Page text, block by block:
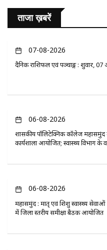
ताजा ख़बरें
07-08-2026
दैनिक राशिफल एवं पञ्चाङ्ग : शुक्रवार,
06-08-2026
​शासकीय पॉलिटेक्निक कॉलेज महासमुंद
कार्यशाला आयोजित; स्वास्थ्य विभाग के
06-08-2026
महासमुंद : मातृ एवं शिशु स्वास्थ्य सेवाओं
में जिला स्तरीय समीक्षा बैठक आयोजित